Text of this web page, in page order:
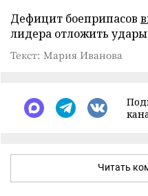
Дефицит боеприпасов
лидера отложить
Текст: Мария Иванова
Читать